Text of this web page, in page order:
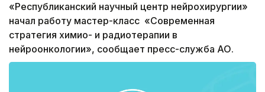
«Республиканский научный центр нейрохирургии»
начал работу мастер-класс «Современная
стратегия химио- и радиотерапии в
нейроонкологии», сообщает пресс-служба АО.